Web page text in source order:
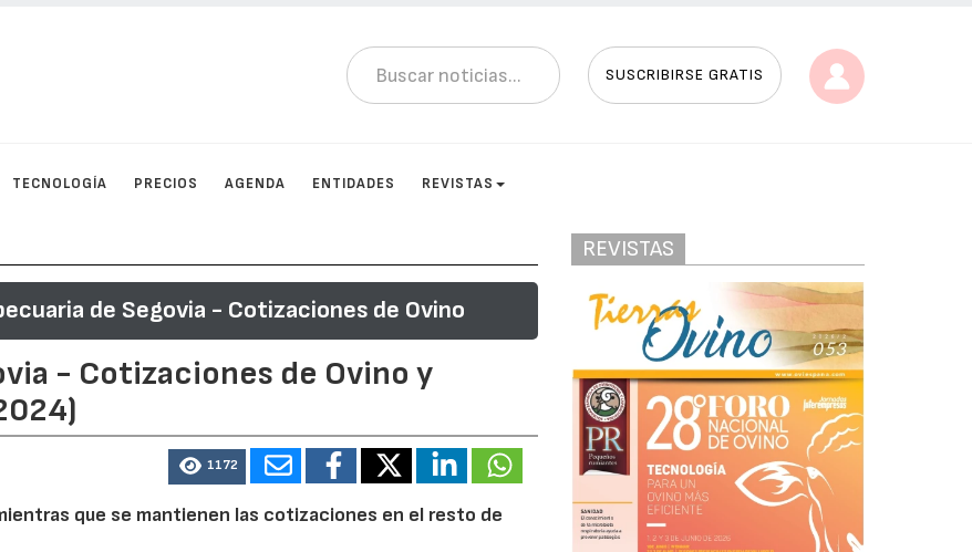
SUSCRIBIRSE GRATIS
TECNOLOGÍA PRECIOS AGENDA ENTIDADES REVISTAS
de Segovia - Cotizaciones de Ovino
- Cotizaciones de Ovino y
1172
que se mantienen las cotizaciones en el resto de
REVISTAS